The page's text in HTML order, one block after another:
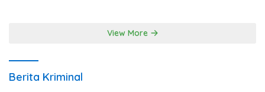
View More
Berita Kriminal